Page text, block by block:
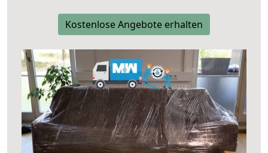
Kostenlose Angebote erhalten